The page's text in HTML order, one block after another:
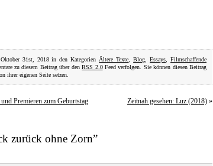
31st, 2018 in den Kategorien Ältere Texte ,Blog ,Essays ,Filmschaffende
zu diesem Beitrag über denRSS 2.0Feed verfolgen. Sie können diesen Beitrag
ihrer eigenen Seite setzen.
Premieren zum Geburtstag Zeitnah gesehen: Luz (2018) »
zurück ohne Zorn”